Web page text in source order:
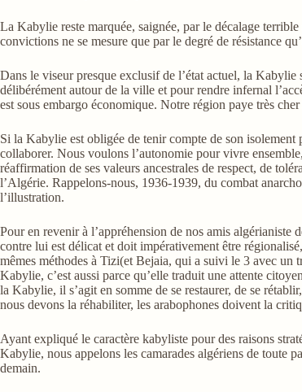
La Kabylie reste marquée, saignée, par le décalage
convictions ne se mesure que par le degré de résistance
Dans le viseur presque exclusif de l’état actuel, la
délibérément autour de la ville et pour rendre infernal
est sous embargo économique. Notre région paye très
Si la Kabylie est obligée de tenir compte de son isolement
collaborer. Nous voulons l’autonomie pour vivre
réaffirmation de ses valeurs ancestrales de respect, de
l’Algérie. Rappelons-nous, 1936-1939, du combat
l’illustration.
Pour en revenir à l’appréhension de nos amis algérianiste
contre lui est délicat et doit impérativement être
mêmes méthodes à Tizi(et Bejaia, qui a suivi le 3 avec
Kabylie, c’est aussi parce qu’elle traduit une attente
la Kabylie, il s’agit en somme de se restaurer, de se
nous devons la réhabiliter, les arabophones doivent la
Ayant expliqué le caractère kabyliste pour des raisons
Kabylie, nous appelons les camarades algériens de toute
demain.